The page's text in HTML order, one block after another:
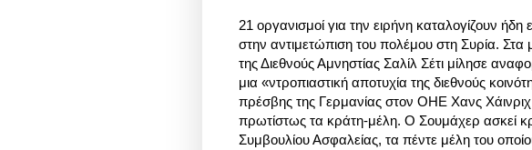
21 οργανισμοί για την ειρήνη καταλογίζουν
στην αντιμετώπιση του πολέμου στη Συρία. Στα
της Διεθνούς Αμνηστίας Σαλίλ Σέτι μίλησε
μια «ντροπιαστική αποτυχία της διεθνούς
πρέσβης της Γερμανίας στον ΟΗΕ Χανς
πρωτίστως τα κράτη-μέλη. Ο Σουμάχερ ασκεί
Συμβουλίου Ασφαλείας, τα πέντε μέλη του